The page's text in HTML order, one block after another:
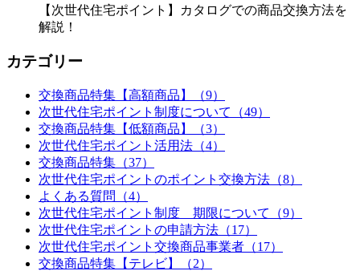
【次世代住宅ポイント】カタログでの商品交換方法を
解説！
カテゴリー
交換商品特集【高額商品】（9）
次世代住宅ポイント制度について（49）
交換商品特集【低額商品】（3）
次世代住宅ポイント活用法（4）
交換商品特集（37）
次世代住宅ポイントのポイント交換方法（8）
よくある質問（4）
次世代住宅ポイント制度 期限について（9）
次世代住宅ポイントの申請方法（17）
次世代住宅ポイント交換商品事業者（17）
交換商品特集【テレビ】（2）